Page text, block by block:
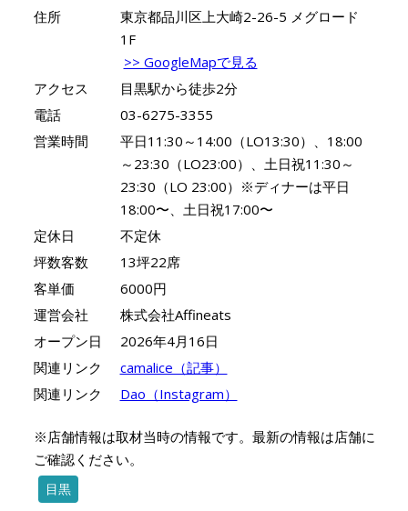
住所
東京都品川区上大崎2-26-5 メグロード
1F
>> GoogleMapで見る
アクセス
目黒駅から徒歩2分
電話
03-6275-3355
営業時間
平日11:30～14:00（LO13:30）、18:00
～23:30（LO23:00）、土日祝11:30～
23:30（LO 23:00）※ディナーは平日
18:00〜、土日祝17:00〜
定休日
不定休
坪数客数
13坪22席
客単価
6000円
運営会社
株式会社Affineats
オープン日
2026年4月16日
関連リンク
camalice（記事）
関連リンク
Dao（Instagram）
※店舗情報は取材当時の情報です。最新の情報は店舗に
ご確認ください。
目黒